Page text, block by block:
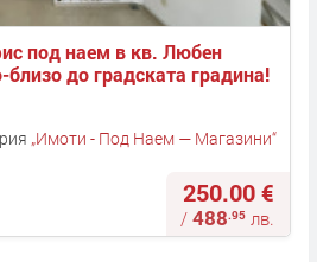
под наем в кв. Любен
до градската градина!
„Имоти - Под Наем — Магазини“
250.00 €
/488.95 лв.